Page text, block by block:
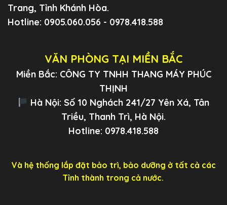
Trang, Tỉnh Khánh Hòa.
Hotline: 0905.060.056 - 0978.418.588
VĂN PHÒNG TẠI MIỀN BẮC
Miền Bắc: CÔNG TY TNHH THANG MÁY PHÚC
THỊNH
Hà Nội: Số 10 Nghách 241/27 Yên Xá, Tân
Triều, Thanh Trì, Hà Nội.
Hotline: 0978.418.588
Và hệ thống lắp đặt bảo trì, bảo dưỡng ở tất cả các
Tỉnh thành trong cả nước.